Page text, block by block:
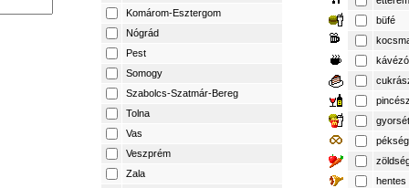
Komárom-Esztergom
Nógrád
Pest
Somogy
Szabolcs-Szatmár-Bereg
Tolna
Vas
Veszprém
Zala
büfé
kávézó
pékség
hentes